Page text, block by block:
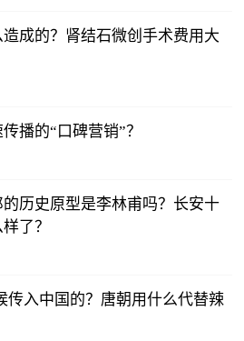
成的？肾结石微创手术费用大
播的“口碑营销”？
的历史原型是李林甫吗？长安十
了？
传入中国的？唐朝用什么代替辣